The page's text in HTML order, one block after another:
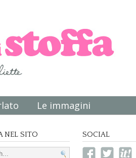
Le immagini
NEL SITO
SOCIAL